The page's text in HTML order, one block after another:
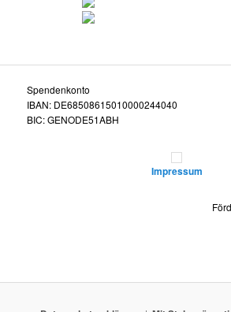
Spendenkonto
IBAN: DE68508615010000244040
BIC: GENODE51ABH
Impressum